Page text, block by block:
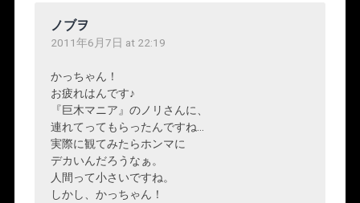
ノブヲ
2011年6月7日 at 22:19
かっちゃん！
お疲れはんです♪
『巨木マニア』のノリさんに、
連れてってもらったんですね…
実際に観てみたらホンマに
デカいんだろうなぁ。
人間って小さいですね。
しかし、かっちゃん！